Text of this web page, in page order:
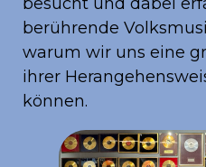
berührende
warum wir uns eine
ihrer
können.